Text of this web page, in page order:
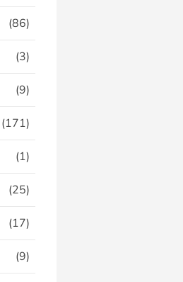
(86)
(3)
(9)
(171)
(1)
(25)
(17)
(9)